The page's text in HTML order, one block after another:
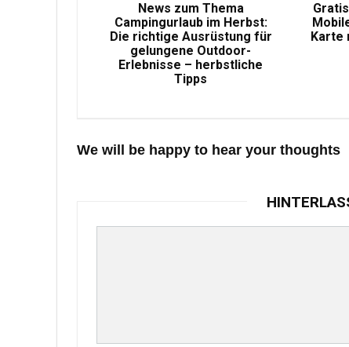
News zum Thema
Campingurlaub im Herbst:
Die richtige Ausrüstung für
gelungene Outdoor-
Erlebnisse – herbstliche
Tipps
Karte
We will be happy to hear your thoughts